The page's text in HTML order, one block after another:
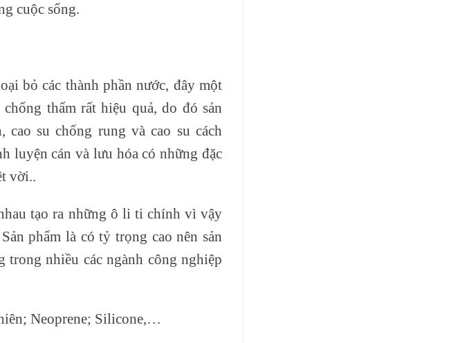
cuộc sống.
bỏ các thành phần nước, đây một
thấm rất hiệu quả, do đó sản
cao su chống rung và cao su cách
luyện cán và lưu hóa có những đặc
vời..
tạo ra những ô li ti chính vì vậy
ản phẩm là có tỷ trọng cao nên sản
nhiều các ngành công nghiệp
Neoprene; Silicone,…